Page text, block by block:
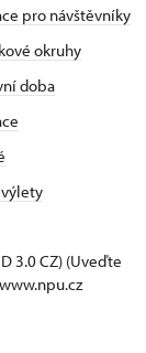
pro návštěvníky
okruhy
doba
3.0 CZ) (Uveďte